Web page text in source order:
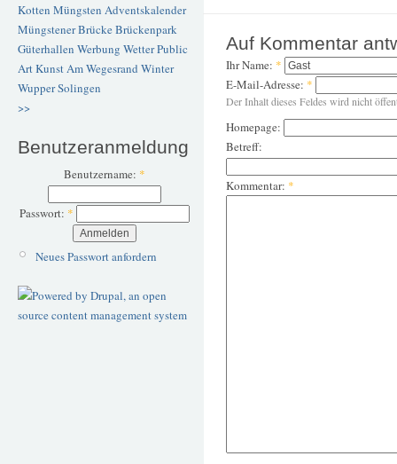
Kotten Müngsten Adventskalender
Müngstener BrückeBrückenpark
Güterhallen Werbung WetterPublic
ArtKunstAm Wegesrand Winter
WupperSolingen
>>
Benutzeranmeldung
Benutzername: *
Passwort: *
Neues Passwort anfordern
Auf Kommentar
Ihr Name: *
E-Mail-Adresse: *
Der Inhalt dieses Feldes wird nicht
Homepage:
Betreff:
Kommentar: *